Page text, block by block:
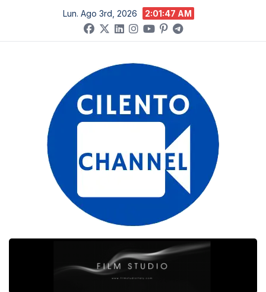
contenuto
Lun. Ago 3rd, 2026 2:01:48 AM